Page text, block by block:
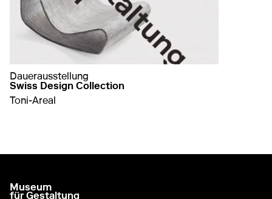
Dauerausstellung
Swiss Design Collection
Toni-Areal
zur Startseite gehen
Museum
für Gestaltung